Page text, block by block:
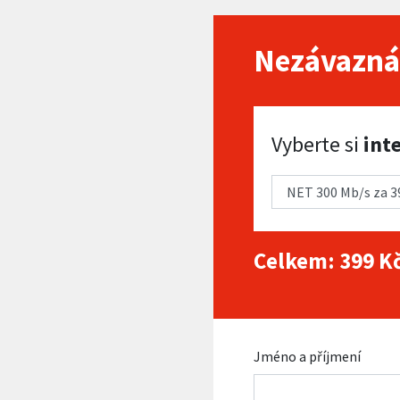
Vyberte si internet
Vyberte si
Celkem: 399
Jméno a příjmení